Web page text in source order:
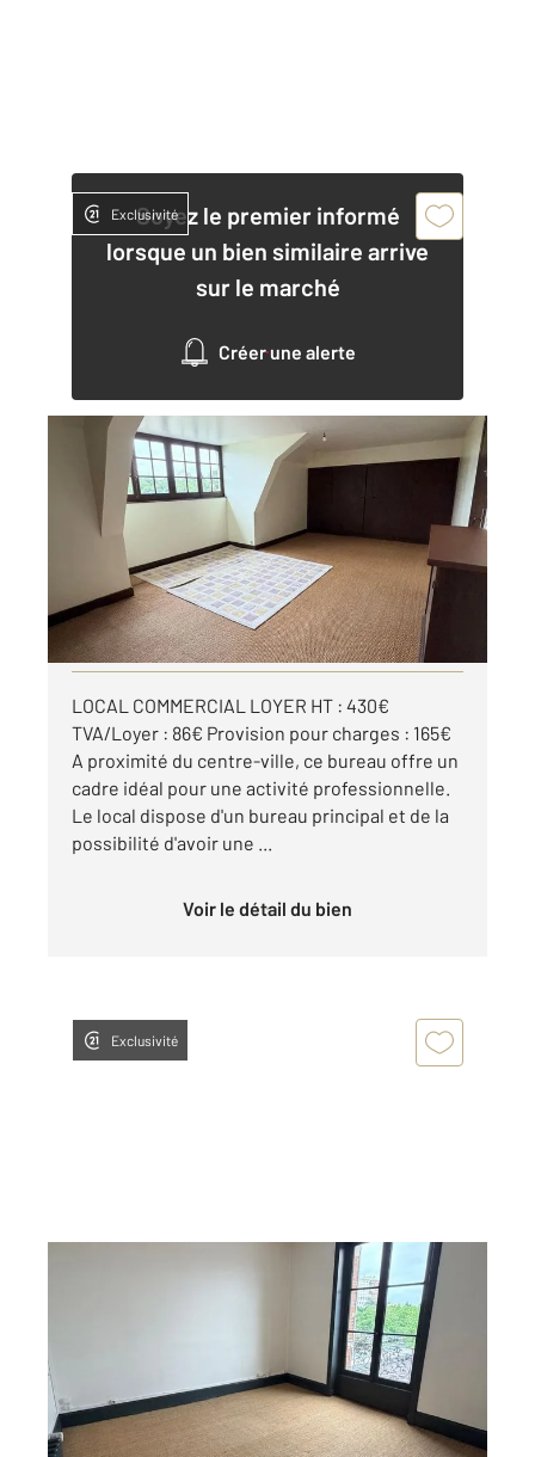
Soyez le premier informé
lorsque un bien similaire arrive
sur le marché
Créer une alerte
Exclusivité
AUXERRE 89
25 m
, 1 pièce
Ref : 20342
Appartement Local à louer
681 €
par mois charges comprises
Visiter le site dédié
LOCAL COMMERCIAL LOYER HT : 430€
TVA/Loyer : 86€ Provision pour charges : 165€
A proximité du centre-ville, ce bureau offre un
cadre idéal pour une activité professionnelle.
Le local dispose d'un bureau principal et de la
possibilité d'avoir une ...
Voir le détail du bien
Exclusivité
Appartement Local à louer
532 €
par mois charges comprises